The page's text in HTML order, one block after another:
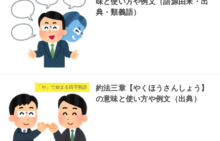
味と使い方や例文（語源由来・出
典・類義語）
「や」で始まる四字熟語
約法三章【やくほうさんしょう】
の意味と使い方や例文（出典）